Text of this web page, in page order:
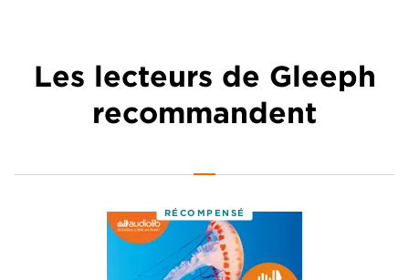
Les lecteurs de Gleeph
recommandent
RÉCOMPENSÉ